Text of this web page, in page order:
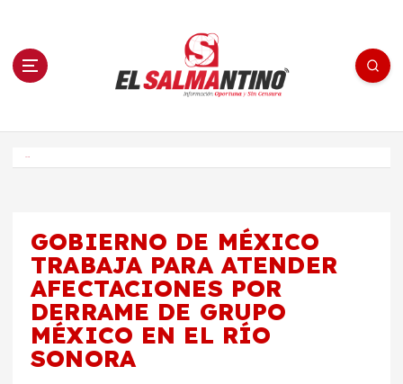
n El Salmantino - medios/noticias/editorial
GOBIERNO DE MÉXICO
TRABAJA PARA ATENDER
AFECTACIONES POR
DERRAME DE GRUPO
MÉXICO EN EL RÍO
SONORA